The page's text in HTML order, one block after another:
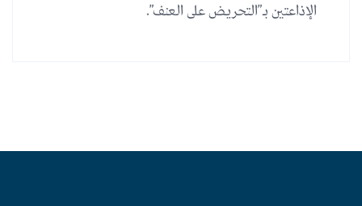
الإذاعتين بـ”التحريض على العنف”.